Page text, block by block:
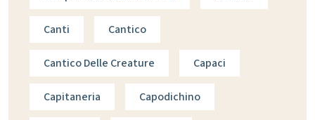
Canti Cantico
Cantico Delle Creature Capaci
Capitaneria Capodichino